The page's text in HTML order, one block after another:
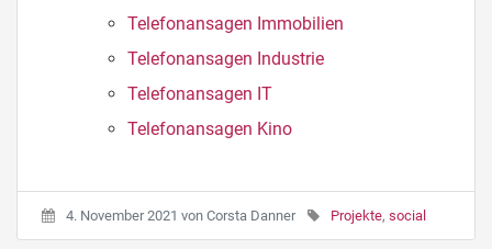
Telefonansagen Immobilien
Telefonansagen Industrie
Telefonansagen IT
Telefonansagen Kino
4. November 2021 von Corsta Danner Projekte, social